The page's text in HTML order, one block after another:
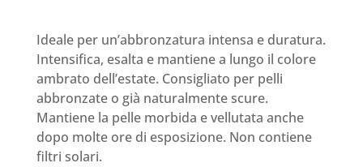
Ideale per un’abbronzatura intensa e duratura.
Intensifica, esalta e mantiene a lungo il colore
ambrato dell’estate. Consigliato per pelli
abbronzate o già naturalmente scure.
Mantiene la pelle morbida e vellutata anche
dopo molte ore di esposizione. Non contiene
filtri solari.